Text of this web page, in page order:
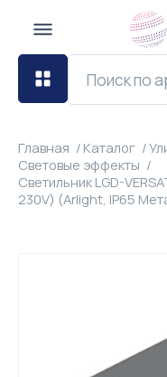
Главная Каталог
Световые эффекты
Светильник LGD-
230V) (Arlight, IP65